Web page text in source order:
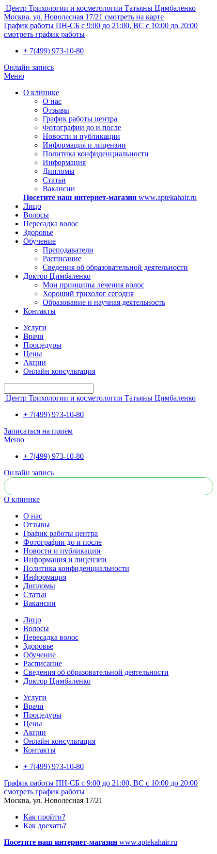
Центр Трихологии и косметологии Татьяны Цимбаленко
Москва, ул. Новолесная 17/21 смотреть на карте
График работы ПН-СБ с 9:00 до 21:00, ВС с 10:00 до 20:00
смотреть график работы
+ 7(499) 973-10-80
Онлайн запись
Меню
О клинике
О нас
Отзывы
График работы центра
Фотографии до и после
Новости и публикации
Информация и лицензии
Политика конфиденциальности
Информация
Дипломы
Статьи
Вакансии
Посетите наш интернет-магазин www.aptekahair.ru
Лицо
Волосы
Пересадка волос
Здоровье
Обучение
Преподаватели
Расписание
Сведения об образовательной деятельности
Доктор Цимбаленко
Мои принципы лечения волос
Хороший трихолог сегодня
Образование и научная деятельность
Контакты
Услуги
Врачи
Процедуры
Цены
Акции
Онлайн консультация
Центр Трихологии и косметологии Татьяны Цимбаленко
+ 7(499) 973-10-80
Записаться на прием
Меню
+ 7(499) 973-10-80
Онлайн запись
О клинике
О нас
Отзывы
График работы центра
Фотографии до и после
Новости и публикации
Информация и лицензии
Политика конфиденциальности
Информация
Дипломы
Статьи
Вакансии
Лицо
Волосы
Пересадка волос
Здоровье
Обучение
Расписание
Сведения об образовательной деятельности
Доктор Цимбаленко
Услуги
Врачи
Процедуры
Цены
Акции
Онлайн консультация
Контакты
+ 7(499) 973-10-80
График работы ПН-СБ с 9:00 до 21:00, ВС с 10:00 до 20:00
смотреть график работы
Москва, ул. Новолесная 17/21
Как пройти?
Как доехать?
Посетите наш интернет-магазин www.aptekahair.ru